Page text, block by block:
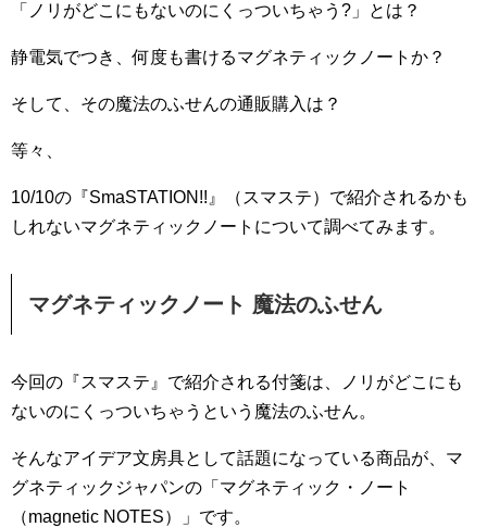
「ノリがどこにもないのにくっついちゃう?」とは？
静電気でつき、何度も書けるマグネティックノートか？
そして、その魔法のふせんの通販購入は？
等々、
10/10の『SmaSTATION!!』（スマステ）で紹介されるかも
しれないマグネティックノートについて調べてみます。
マグネティックノート 魔法のふせん
今回の『スマステ』で紹介される付箋は、ノリがどこにも
ないのにくっついちゃうという魔法のふせん。
そんなアイデア文房具として話題になっている商品が、マ
グネティックジャパンの「マグネティック・ノート
（magnetic NOTES）」です。